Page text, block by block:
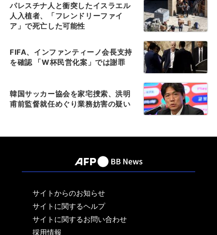
パレスチナ人と衝突したイスラエル
人入植者、「フレンドリーファイ
ア」で死亡した可能性
FIFA、インファンティーノ会長支持
を確認 「W杯民営化案」では謝罪
韓国サッカー協会を家宅捜索、洪明
甫前監督就任めぐり業務妨害の疑い
サイトからのお知らせ
サイトに関するヘルプ
サイトに関するお問い合わせ
採用情報